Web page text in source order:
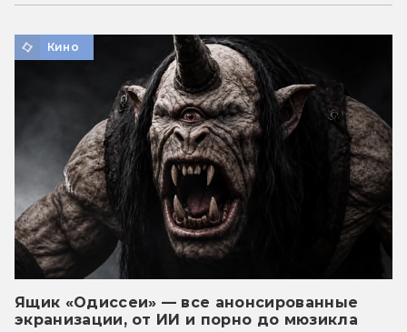
Кино
Ящик «Одиссеи» — все анонсированные
экранизации, от ИИ и порно до мюзикла